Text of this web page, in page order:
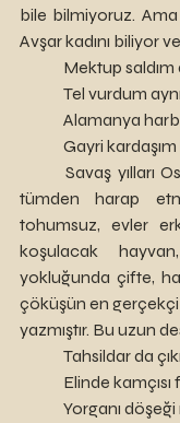
bile bilmiyoruz.
Avşar kadını biliyor
Mektup saldım
Tel vurdum
Alamanya
Gayri kardaşım
	Savaş yılları Osmanlı İmparatorluğu’nun ekonomisini
tümden harap
tohumsuz, evler
koşulacak
yokluğunda çifte,
çöküşün en gerçekçi
yazmıştır. Bu uzun
Tahsildar da
Elinde kamçısı
Yorganı